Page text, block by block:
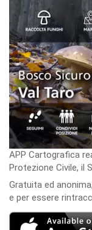
APP Cartografica
Protezione Civile, il
Gratuita ed
e per essere